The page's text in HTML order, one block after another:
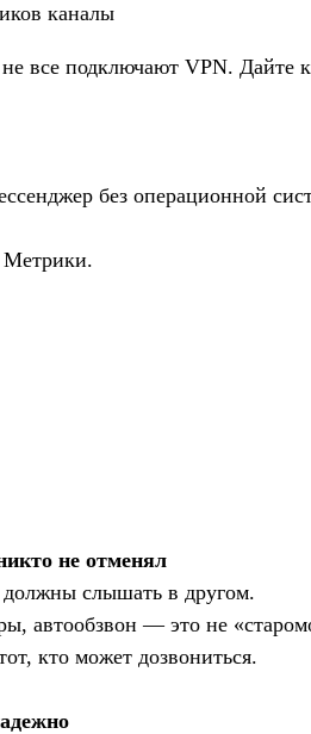
каналы
все подключают VPN. Дайте
без операционной
не отменял
должны слышать в другом.
автообзвон — это не
кто может дозвониться.